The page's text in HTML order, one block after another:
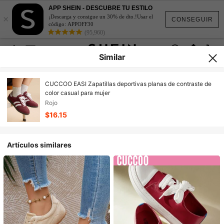
CONSEGUIR
×
APP SHEIN - DESCUBRE TU ESTILO
¡Descarga y consigue un 30% de dto.!Usar el
código: APPOFF30
(95,960)
Similar
CUCCOO EASI Zapatillas deportivas planas de contraste de
color casual para mujer
Rojo
$16.15
Artículos similares